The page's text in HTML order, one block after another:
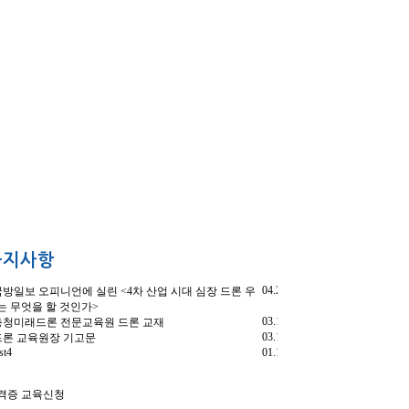
사항
04.25
방일보 오피니언에 실린 <4차 산업 시대 심장 드론 우
무엇을 할 것인가>
03.11
청미래드론 전문교육원 드론 교재
03.10
론 교육원장 기고문
01.11